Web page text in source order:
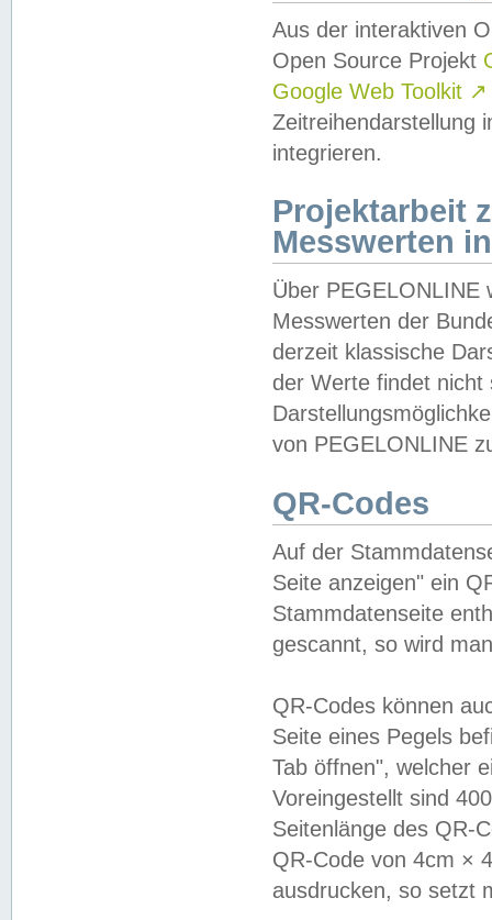
Aus der interaktiven
Open Source Projekt
Google Web Toolkit ↗
Zeitreihendarstellung
integrieren.
Projektarbeit
Messwerten
Über PEGELONLINE
Messwerten der
derzeit klassische
der Werte findet
von PEGELONLINE
QR-Codes
Auf der
Seite anzeigen" ein
Stammdatenseite
gescannt, so wird
QR-Codes können
Seite eines Pegels
Tab öffnen", welcher
Voreingestellt sind
Seitenlänge des QR-
QR-Code von 4cm ×
ausdrucken, so setzt